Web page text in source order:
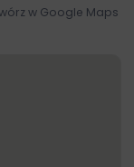
w Google Maps